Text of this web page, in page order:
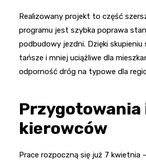
Realizowany projekt to część
programu jest szybka poprawa
podbudowy jezdni. Dzięki
tańsze i mniej uciążliwe dla
odporność dróg na typowe dla
kierowców
Prace rozpoczną się już 7 kwietnia